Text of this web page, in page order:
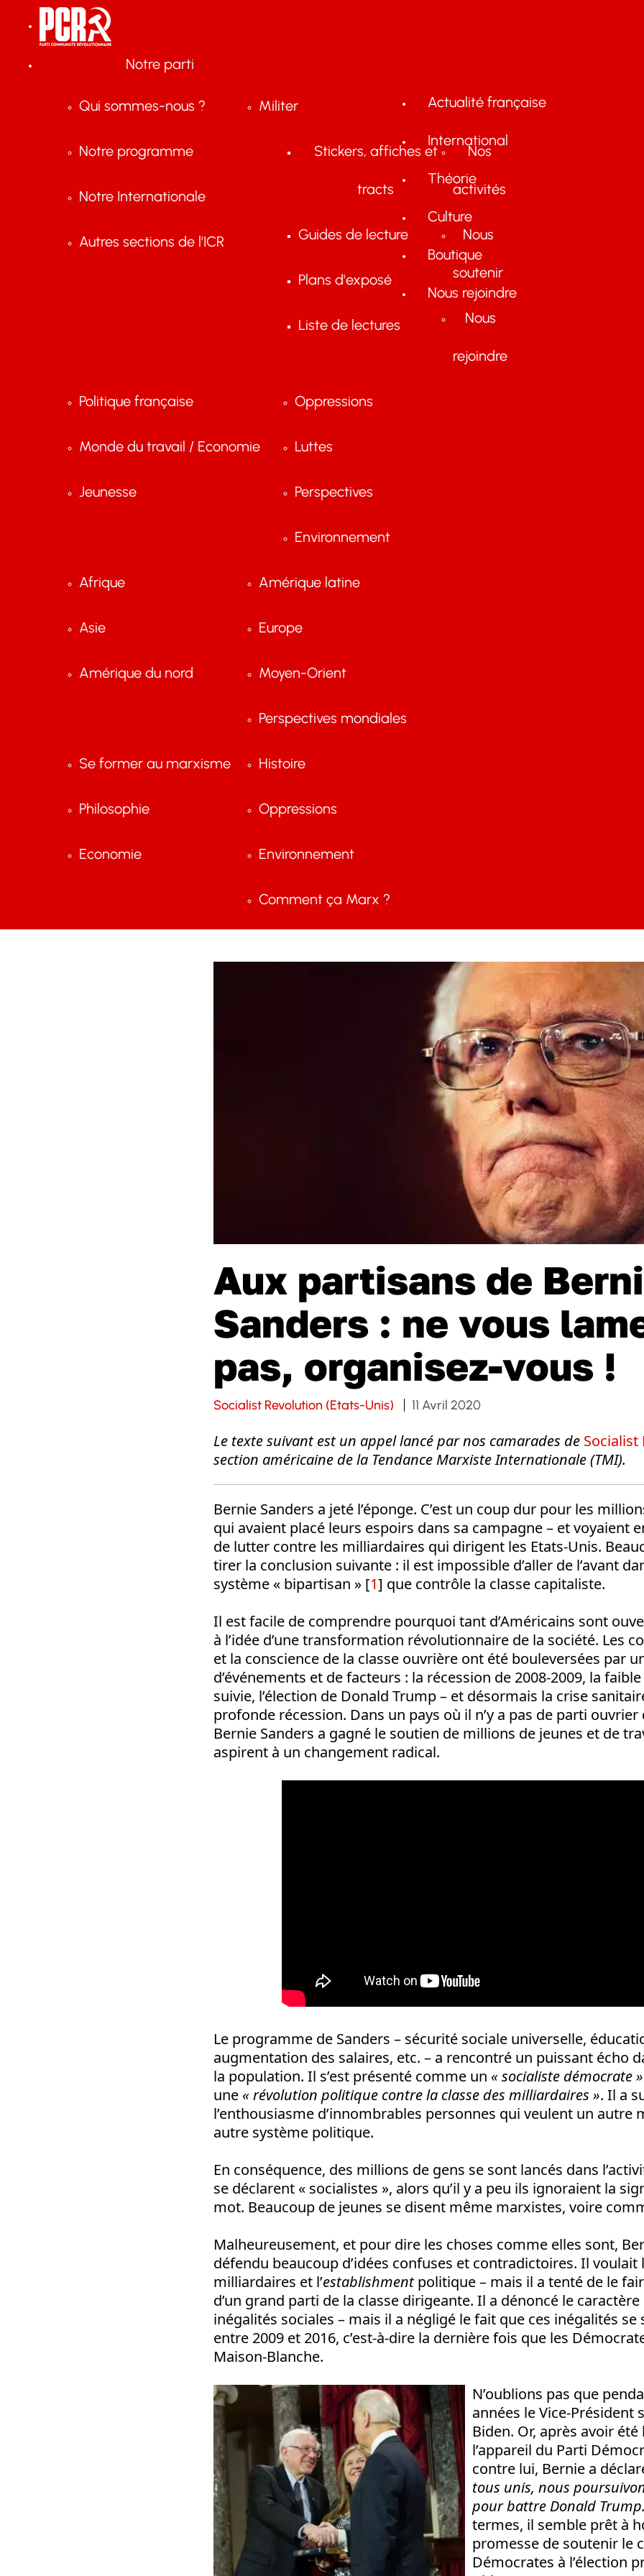
Notre parti
Qui sommes-nous ?
Notre programme
Notre Internationale
Autres sections de l'ICR
Militer
Stickers, affiches et
tracts
Guides de lecture
Plans d'exposé
Liste de lectures
Nos
activités
Nous
soutenir
Nous
rejoindre
Actualité française
Politique française
Monde du travail / Economie
Jeunesse
Oppressions
Luttes
Perspectives
Environnement
International
Afrique
Asie
Amérique du nord
Amérique latine
Europe
Moyen-Orient
Perspectives mondiales
Théorie
Se former au marxisme
Philosophie
Economie
Histoire
Oppressions
Environnement
Comment ça Marx ?
Culture
Boutique
Nous rejoindre
Aux partisans de
Sanders : ne vous
pas, organisez-vous !
Socialist Revolution (Etats-Unis) 11 Avril 2020
Le texte suivant est un appel lancé par nos camarades de Socialist
section américaine de la Tendance Marxiste Internationale (TMI).
Bernie Sanders a jeté l’éponge. C’est un coup dur pour les
qui avaient placé leurs espoirs dans sa campagne – et voyaient
de lutter contre les milliardaires qui dirigent les Etats-Unis.
tirer la conclusion suivante : il est impossible d’aller de l’avant
système « bipartisan » [1] que contrôle la classe capitaliste.
Il est facile de comprendre pourquoi tant d’Américains sont
à l’idée d’une transformation révolutionnaire de la société. Les
et la conscience de la classe ouvrière ont été bouleversées par
d’événements et de facteurs : la récession de 2008-2009, la
suivie, l’élection de Donald Trump – et désormais la crise
profonde récession. Dans un pays où il n’y a pas de parti ouvrier
Bernie Sanders a gagné le soutien de millions de jeunes et de
aspirent à un changement radical.
Le programme de Sanders – sécurité sociale universelle,
augmentation des salaires, etc. – a rencontré un puissant écho
la population. Il s’est présenté comme un « socialiste démocrate »
une « révolution politique contre la classe des milliardaires ». Il a
l’enthousiasme d’innombrables personnes qui veulent un autre
autre système politique.
En conséquence, des millions de gens se sont lancés dans
se déclarent « socialistes », alors qu’il y a peu ils ignoraient la
mot. Beaucoup de jeunes se disent même marxistes, voire
Malheureusement, et pour dire les choses comme elles sont,
défendu beaucoup d’idées confuses et contradictoires. Il
milliardaires et l’establishmentpolitique – mais il a tenté de le
d’un grand parti de la classe dirigeante. Il a dénoncé le
inégalités sociales – mais il a négligé le fait que ces inégalités se
entre 2009 et 2016, c’est-à-dire la dernière fois que les
Maison-Blanche.
N’oublions pas que
années le Vice-Président
Biden. Or, après avoir
l’appareil du Parti
contre lui, Bernie a
tous unis, nous
pour battre Donald
termes, il semble prêt à
promesse de soutenir le
Démocrates à l’élection